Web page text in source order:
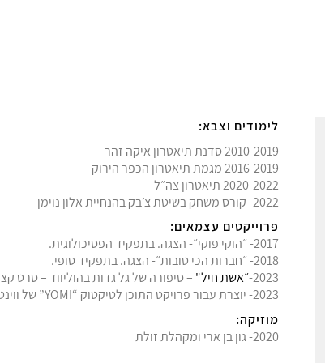
לימודים וצבא:
‎2010-2019 סדנת תיאטרון איקה זהר
2016-2019 מגמת תיאטרון הכפר הירוק
2020-2022 תיאטרון צה״ל
2022- קורס משחק בשיטת צ׳בק בהנחיית אלון נוימן
פרוייקטים עצמאים:
2017- ״הוקי פוקי״- הצגה. בתפקיד הפסיכולוגית.
2018- ״חברות הכי טובות״- הצגה. בתפקיד סופי.
2023- ״אשת חיל" – סיפורה של גל גדות בהוליווד – סרט
2023- יוצרת עבור פרויקט התוכן לטיקטוק “YOMI” של ווינט.
מוזיקה:
2020- גון בן ארי ומקהלת זולת